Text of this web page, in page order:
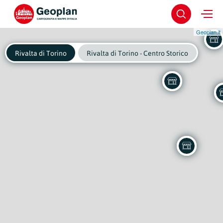
Geoplan.it
Rivalta di Torino Rivalta di Torino - Centro Storico